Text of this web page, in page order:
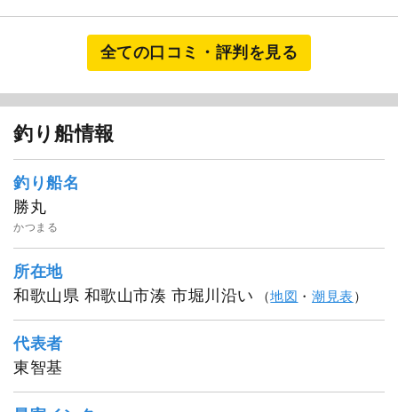
全ての口コミ・評判を見る
釣り船情報
釣り船名
勝丸
かつまる
所在地
和歌山県 和歌山市湊 市堀川沿い
（地図 ・潮見表）
代表者
東智基